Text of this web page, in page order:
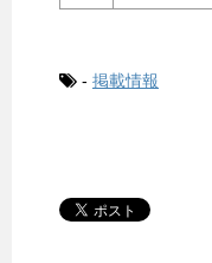
- 掲載情報